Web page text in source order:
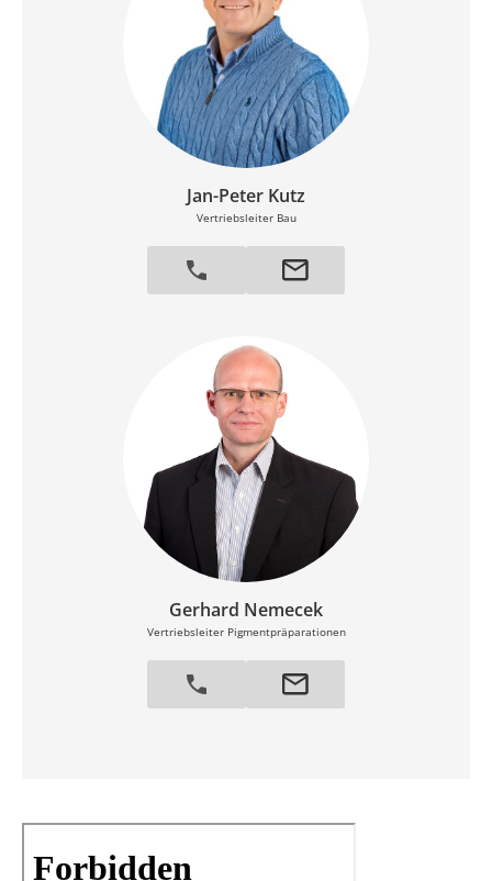
Jan-Peter Kutz
Vertriebsleiter Bau
Gerhard Nemecek
Vertriebsleiter Pigmentpräparationen